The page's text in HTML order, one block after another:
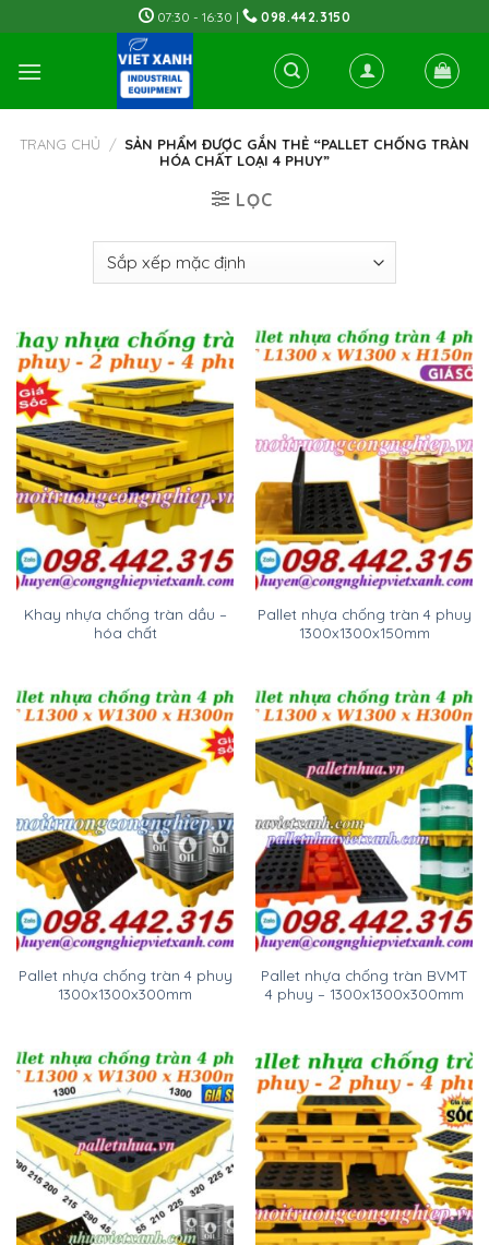
to
content
07:30 - 16:30 | 098.442.3150
TRANG CHỦ / SẢN PHẨM ĐƯỢC GẮN THẺ “PALLET CHỐNG TRÀN
HÓA CHẤT LOẠI 4 PHUY”
LỌC
Khay nhựa chống tràn dầu –
hóa chất
Pallet nhựa chống tràn 4 phuy
1300x1300x150mm
Pallet nhựa chống tràn 4 phuy
1300x1300x300mm
Pallet nhựa chống tràn BVMT
4 phuy – 1300x1300x300mm